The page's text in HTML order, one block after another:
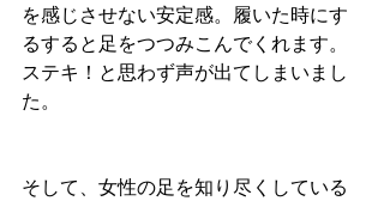
を感じさせない安定感。履いた時にす
るすると足をつつみこんでくれます。
ステキ！と思わず声が出てしまいまし
た。
そして、女性の足を知り尽くしている